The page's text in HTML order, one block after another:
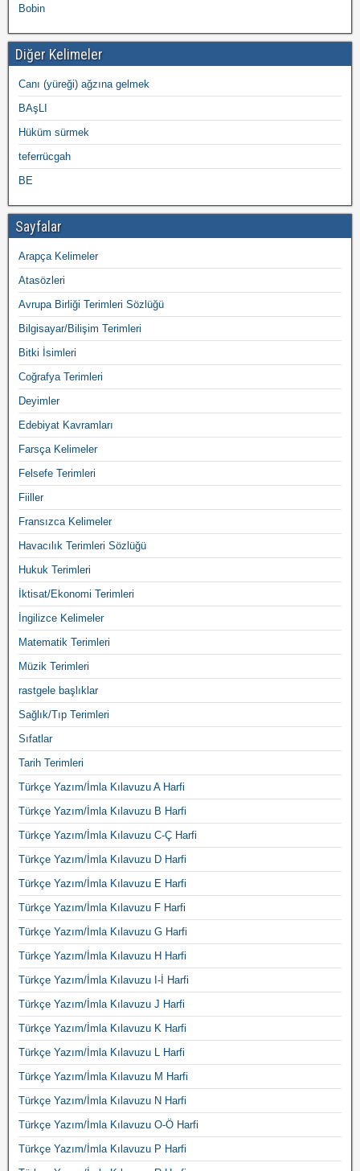
Bobin
Diğer Kelimeler
Canı (yüreği) ağzına gelmek
BAşLI
Hüküm sürmek
teferrücgah
BE
Sayfalar
Arapça Kelimeler
Atasözleri
Avrupa Birliği Terimleri Sözlüğü
Bilgisayar/Bilişim Terimleri
Bitki İsimleri
Coğrafya Terimleri
Deyimler
Edebiyat Kavramları
Farsça Kelimeler
Felsefe Terimleri
Fiiller
Fransızca Kelimeler
Havacılık Terimleri Sözlüğü
Hukuk Terimleri
İktisat/Ekonomi Terimleri
İngilizce Kelimeler
Matematik Terimleri
Müzik Terimleri
rastgele başlıklar
Sağlık/Tıp Terimleri
Sıfatlar
Tarih Terimleri
Türkçe Yazım/İmla Kılavuzu A Harfi
Türkçe Yazım/İmla Kılavuzu B Harfi
Türkçe Yazım/İmla Kılavuzu C-Ç Harfi
Türkçe Yazım/İmla Kılavuzu D Harfi
Türkçe Yazım/İmla Kılavuzu E Harfi
Türkçe Yazım/İmla Kılavuzu F Harfi
Türkçe Yazım/İmla Kılavuzu G Harfi
Türkçe Yazım/İmla Kılavuzu H Harfi
Türkçe Yazım/İmla Kılavuzu I-İ Harfi
Türkçe Yazım/İmla Kılavuzu J Harfi
Türkçe Yazım/İmla Kılavuzu K Harfi
Türkçe Yazım/İmla Kılavuzu L Harfi
Türkçe Yazım/İmla Kılavuzu M Harfi
Türkçe Yazım/İmla Kılavuzu N Harfi
Türkçe Yazım/İmla Kılavuzu O-Ö Harfi
Türkçe Yazım/İmla Kılavuzu P Harfi